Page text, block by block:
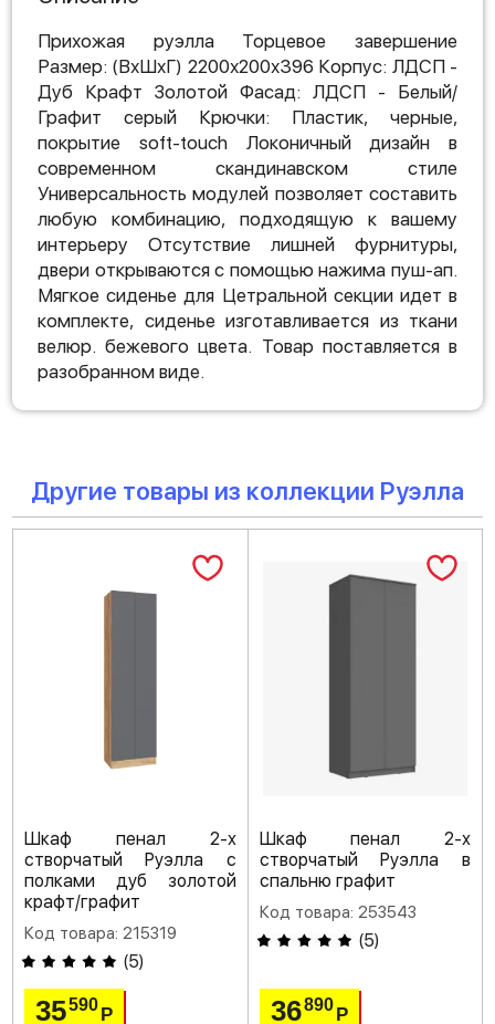
Прихожая руэлла Торцевое завершение
Размер: (ВхШхГ) 2200х200х396 Корпус: ЛДСП -
Дуб Крафт Золотой Фасад: ЛДСП - Белый/
Графит серый Крючки: Пластик, черные,
покрытие soft-touch Локоничный дизайн в
современном скандинавском стиле
Универсальность модулей позволяет составить
любую комбинацию, подходящую к вашему
интерьеру Отсутствие лишней фурнитуры,
двери открываются с помощью нажима пуш-ап.
Мягкое сиденье для Цетральной секции идет в
комплекте, сиденье изготавливается из ткани
велюр. бежевого цвета. Товар поставляется в
разобранном виде.
Другие товары из коллекции Руэлла
Шкаф пенал 2-х
створчатый Руэлла с
полками дуб золотой
крафт/графит
Код товара: 215319
(5)
35590 Р
Шкаф пенал 2-х
створчатый Руэлла в
спальню графит
Код товара: 253543
(5)
36890 Р